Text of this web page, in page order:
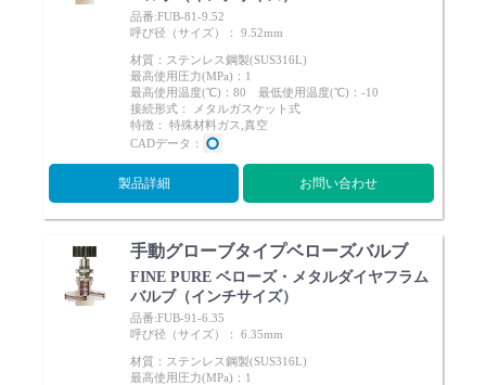
品番:FUB-81-9.52
呼び径（サイズ）： 9.52mm
材質：ステンレス鋼製(SUS316L)
最高使用圧力(MPa)：1
最高使用温度(℃)：80 最低使用温度(℃)：-10
接続形式： メタルガスケット式
特徴： 特殊材料ガス,真空
CADデータ：
製品詳細 お問い合わせ
手動グローブタイプベローズバルブ
FINE PURE ベローズ・メタルダイヤフラム
バルブ（インチサイズ）
品番:FUB-91-6.35
呼び径（サイズ）： 6.35mm
材質：ステンレス鋼製(SUS316L)
最高使用圧力(MPa)：1